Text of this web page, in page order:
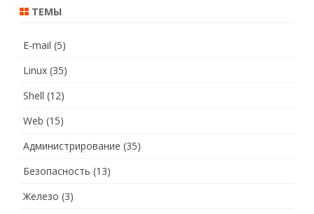
ТЕМЫ
E-mail (5)
Linux (35)
Shell (12)
Web (15)
Администрирование (35)
Безопасность (13)
Железо (3)